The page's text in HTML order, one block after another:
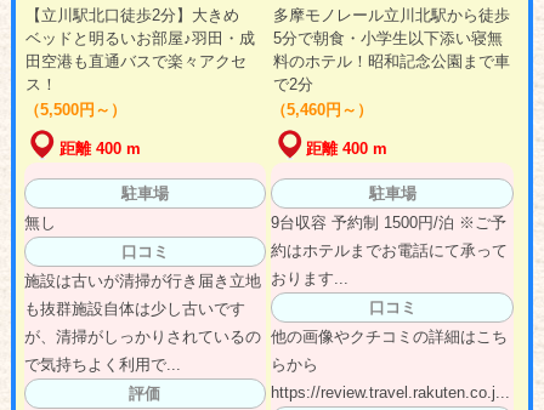
【立川駅北口徒歩2分】大きめ
ベッドと明るいお部屋♪羽田・成
田空港も直通バスで楽々アクセ
ス！
（5,500円～）
距離 400 m
駐車場
無し
口コミ
施設は古いが清掃が行き届き立地
も抜群施設自体は少し古いです
が、清掃がしっかりされているの
で気持ちよく利用で...
評価
多摩モノレール立川北駅から徒歩
5分で朝食・小学生以下添い寝無
料のホテル！昭和記念公園まで車
で2分
（5,460円～）
距離 400 m
駐車場
9台収容 予約制 1500円/泊 ※ご予
約はホテルまでお電話にて承って
おります...
口コミ
他の画像やクチコミの詳細はこち
らから
https://review.travel.rakuten.co.j...